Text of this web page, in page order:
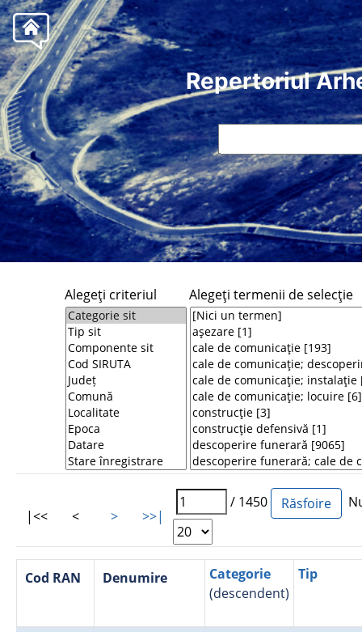
Repertoriul
Alegeţi criteriul Alegeţi termenii de selecţie
|<< < > >>|
/ 1450
Cod RAN Denumire
Categorie
(descendent)
Tip